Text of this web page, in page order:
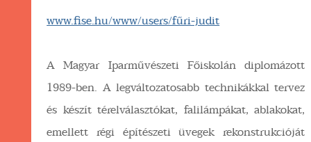
www.fise.hu/www/users/fűri-judit
A Magyar Iparművészeti Főiskolán diplomázott
1989-ben. A legváltozatosabb technikákkal tervez
és készít térelválasztókat, falilámpákat, ablakokat,
emellett régi építészeti üvegek rekonstrukcióját